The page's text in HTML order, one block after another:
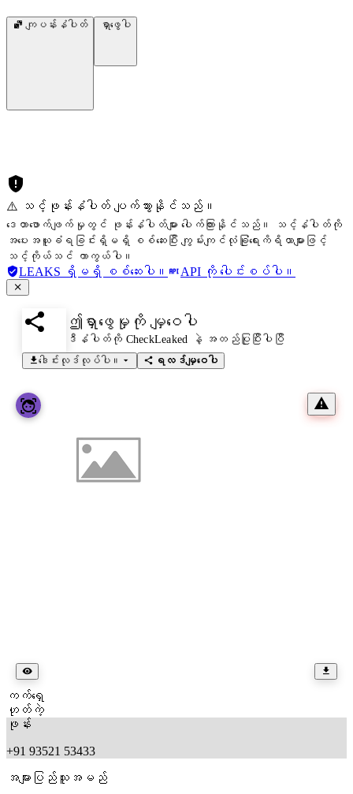
ကျပန်းနံပါတ် ရှာဖွေပါ
⚠️ သင့်ဖုန်းနံပါတ် ပျက်သွားနိုင်သည်။
ဒေတာဖောက်ဖျက်မှုတွင် ဖုန်းနံပါတ်များ ပေါက်ကြားနိုင်သည်။ သင့်နံပါတ်ကို
အပေးအယူခံရခြင်းရှိမရှိ စစ်ဆေးပြီး ကျွမ်းကျင်လုံခြုံရေးကိရိယာများဖြင့်
သင့်ကိုယ်သင် ကာကွယ်ပါ။
LEAKS ရှိမရှိ စစ်ဆေးပါ။ API ကို ပေါင်းစပ်ပါ။
ဤရှာဖွေမှုကို မျှဝေပါ
ဒီနံပါတ်ကို CheckLeaked နဲ့ အတည်ပြုပြီးပါပြီ
ဒေါင်းလုဒ်လုပ်ပါ။
ရလဒ်မျှဝေပါ
ကက်ရှေ
ဟုတ်ကဲ့
ဖုန်း
+91 93521 53433
အများပြည်သူအမည်